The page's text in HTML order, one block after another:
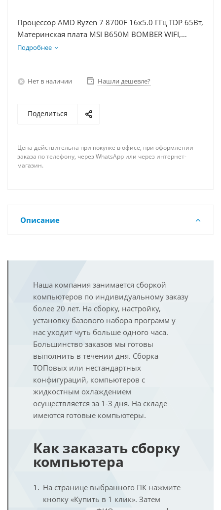
Процессор AMD Ryzen 7 8700F 16x5.0 ГГц TDP 65Вт,
Материнская плата MSI B650M BOMBER WIFI,
Видеокарта RTX 5070 12Гб, Память DDR5 16Gb,
Подробнее
Нет в наличии Нашли дешевле?
Поделиться
Цена действительна при покупке в офисе, при оформлении
заказа по телефону, через WhatsApp или через интернет-
магазин.
Описание
Наша компания занимается сборкой
компьютеров по индивидуальному заказу
более 20 лет. На сборку, настройку,
установку базового набора программ у
нас уходит чуть больше одного часа.
Большинство заказов мы готовы
выполнить в течении дня. Сборка
ТОПовых или нестандартных
конфигураций, компьютеров с
жидкостным охлаждением
осуществляется за 1-3 дня. На складе
имеются готовые компьютеры.
Как заказать сборку
компьютера
На странице выбранного ПК нажмите
кнопку «Купить в 1 клик». Затем